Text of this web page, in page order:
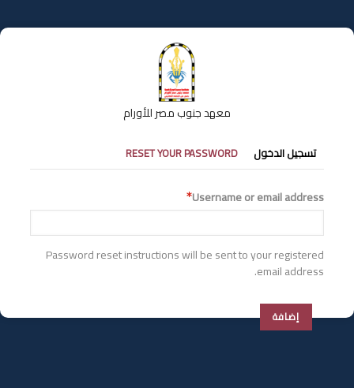
إلى
المحتوى
معهد جنوب مصر للأورام
التبويبات
الأساسية
تسجيل الدخول RESET YOUR PASSWORD
Username or email address
Password reset instructions will be sent to your registered
email address.